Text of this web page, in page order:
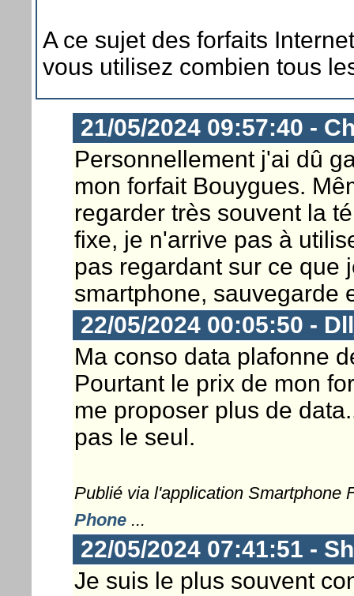
A ce sujet des forfaits
vous utilisez combien tous
21/05/2024 09:57:40 -
Personnellement j'ai dû
mon forfait Bouygues.
regarder très souvent la
fixe, je n'arrive pas à
pas regardant sur ce que
smartphone,
22/05/2024 00:05:50 -
Ma conso data plafonne
Pourtant le prix de mon
me proposer plus de
pas le seul.
Publié via l'application Smartphone
Phone...
22/05/2024 07:41:51 -
Je suis le plus souvent